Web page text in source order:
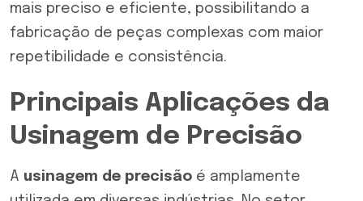
mais preciso e eficiente, possibilitando a
fabricação de peças complexas com maior
repetibilidade e consistência.
Principais Aplicações da
Usinagem de Precisão
A usinagem de precisão é amplamente